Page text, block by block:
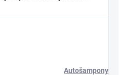
Autošampony